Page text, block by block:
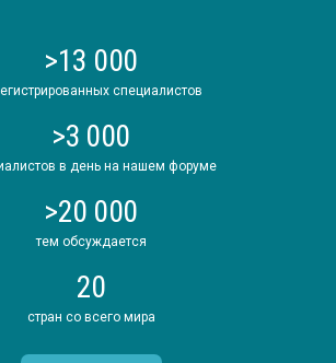
>13 000
специалистов
>3 000
в день на нашем форуме
>20 000
тем обсуждается
20
стран со всего мира